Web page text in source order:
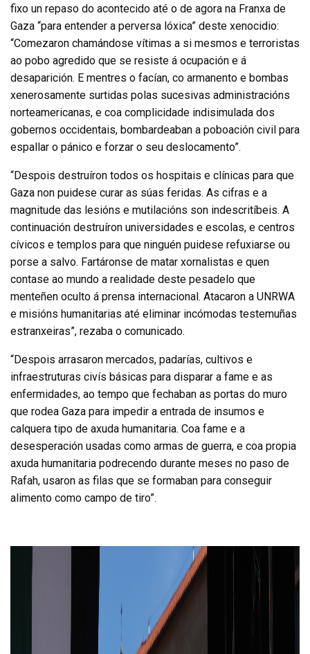
fixo un repaso do acontecido até o de agora na Franxa de
Gaza “para entender a perversa lóxica” deste xenocidio:
“Comezaron chamándose vítimas a si mesmos e terroristas
ao pobo agredido que se resiste á ocupación e á
desaparición. E mentres o facían, co armanento e bombas
xenerosamente surtidas polas sucesivas administracións
norteamericanas, e coa complicidade indisimulada dos
gobernos occidentais, bombardeaban a poboación civil para
espallar o pánico e forzar o seu deslocamento”.
“Despois destruíron todos os hospitais e clínicas para que
Gaza non puidese curar as súas feridas. As cifras e a
magnitude das lesións e mutilacións son indescritíbeis. A
continuación destruíron universidades e escolas, e centros
cívicos e templos para que ninguén puidese refuxiarse ou
porse a salvo. Fartáronse de matar xornalistas e quen
contase ao mundo a realidade deste pesadelo que
menteñen oculto á prensa internacional. Atacaron a UNRWA
e misións humanitarias até eliminar incómodas testemuñas
estranxeiras”, rezaba o comunicado.
“Despois arrasaron mercados, padarías, cultivos e
infraestruturas civís básicas para disparar a fame e as
enfermidades, ao tempo que fechaban as portas do muro
que rodea Gaza para impedir a entrada de insumos e
calquera tipo de axuda humanitaria. Coa fame e a
desesperación usadas como armas de guerra, e coa propia
axuda humanitaria podrecendo durante meses no paso de
Rafah, usaron as filas que se formaban para conseguir
alimento como campo de tiro”.